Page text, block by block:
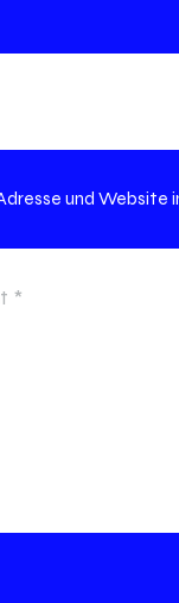
und Website